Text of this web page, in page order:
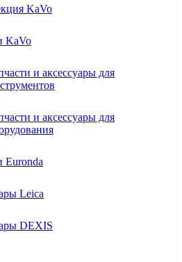
KaVo
KaVo
и аксессуары для
и аксессуары для
Euronda
Leica
DEXIS